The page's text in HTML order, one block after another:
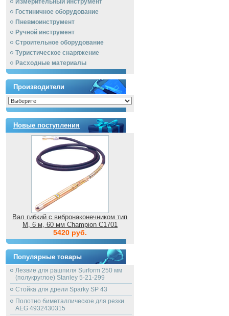
Измерительный инструмент
Гостиничное оборудование
Пневмоинструмент
Ручной инcтрумент
Строительное оборудование
Туристическое снаряжение
Расходные материалы
Производители
Новые поступления
Вал гибкий с вибронаконечником тип
M, 6 м, 60 мм Champion C1701
5420 руб.
Популярные товары
Лезвие для рашпиля Surform 250 мм
(полукруглое) Stanley 5-21-299
Стойка для дрели Sparky SP 43
Полотно биметаллическое для резки
AEG 4932430315